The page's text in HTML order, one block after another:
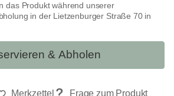
das Produkt während unserer
in der Lietzenburger Straße 70 in
& Abholen